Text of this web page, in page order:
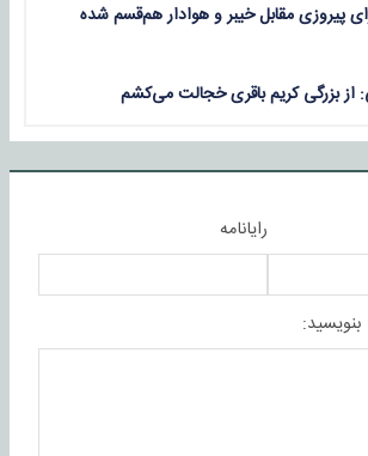
پیروزی مقابل خیبر و هوادار هم‌قسم شده
بزرگی کریم باقری خجالت می‌کشم
رایانامه
بنویسید: